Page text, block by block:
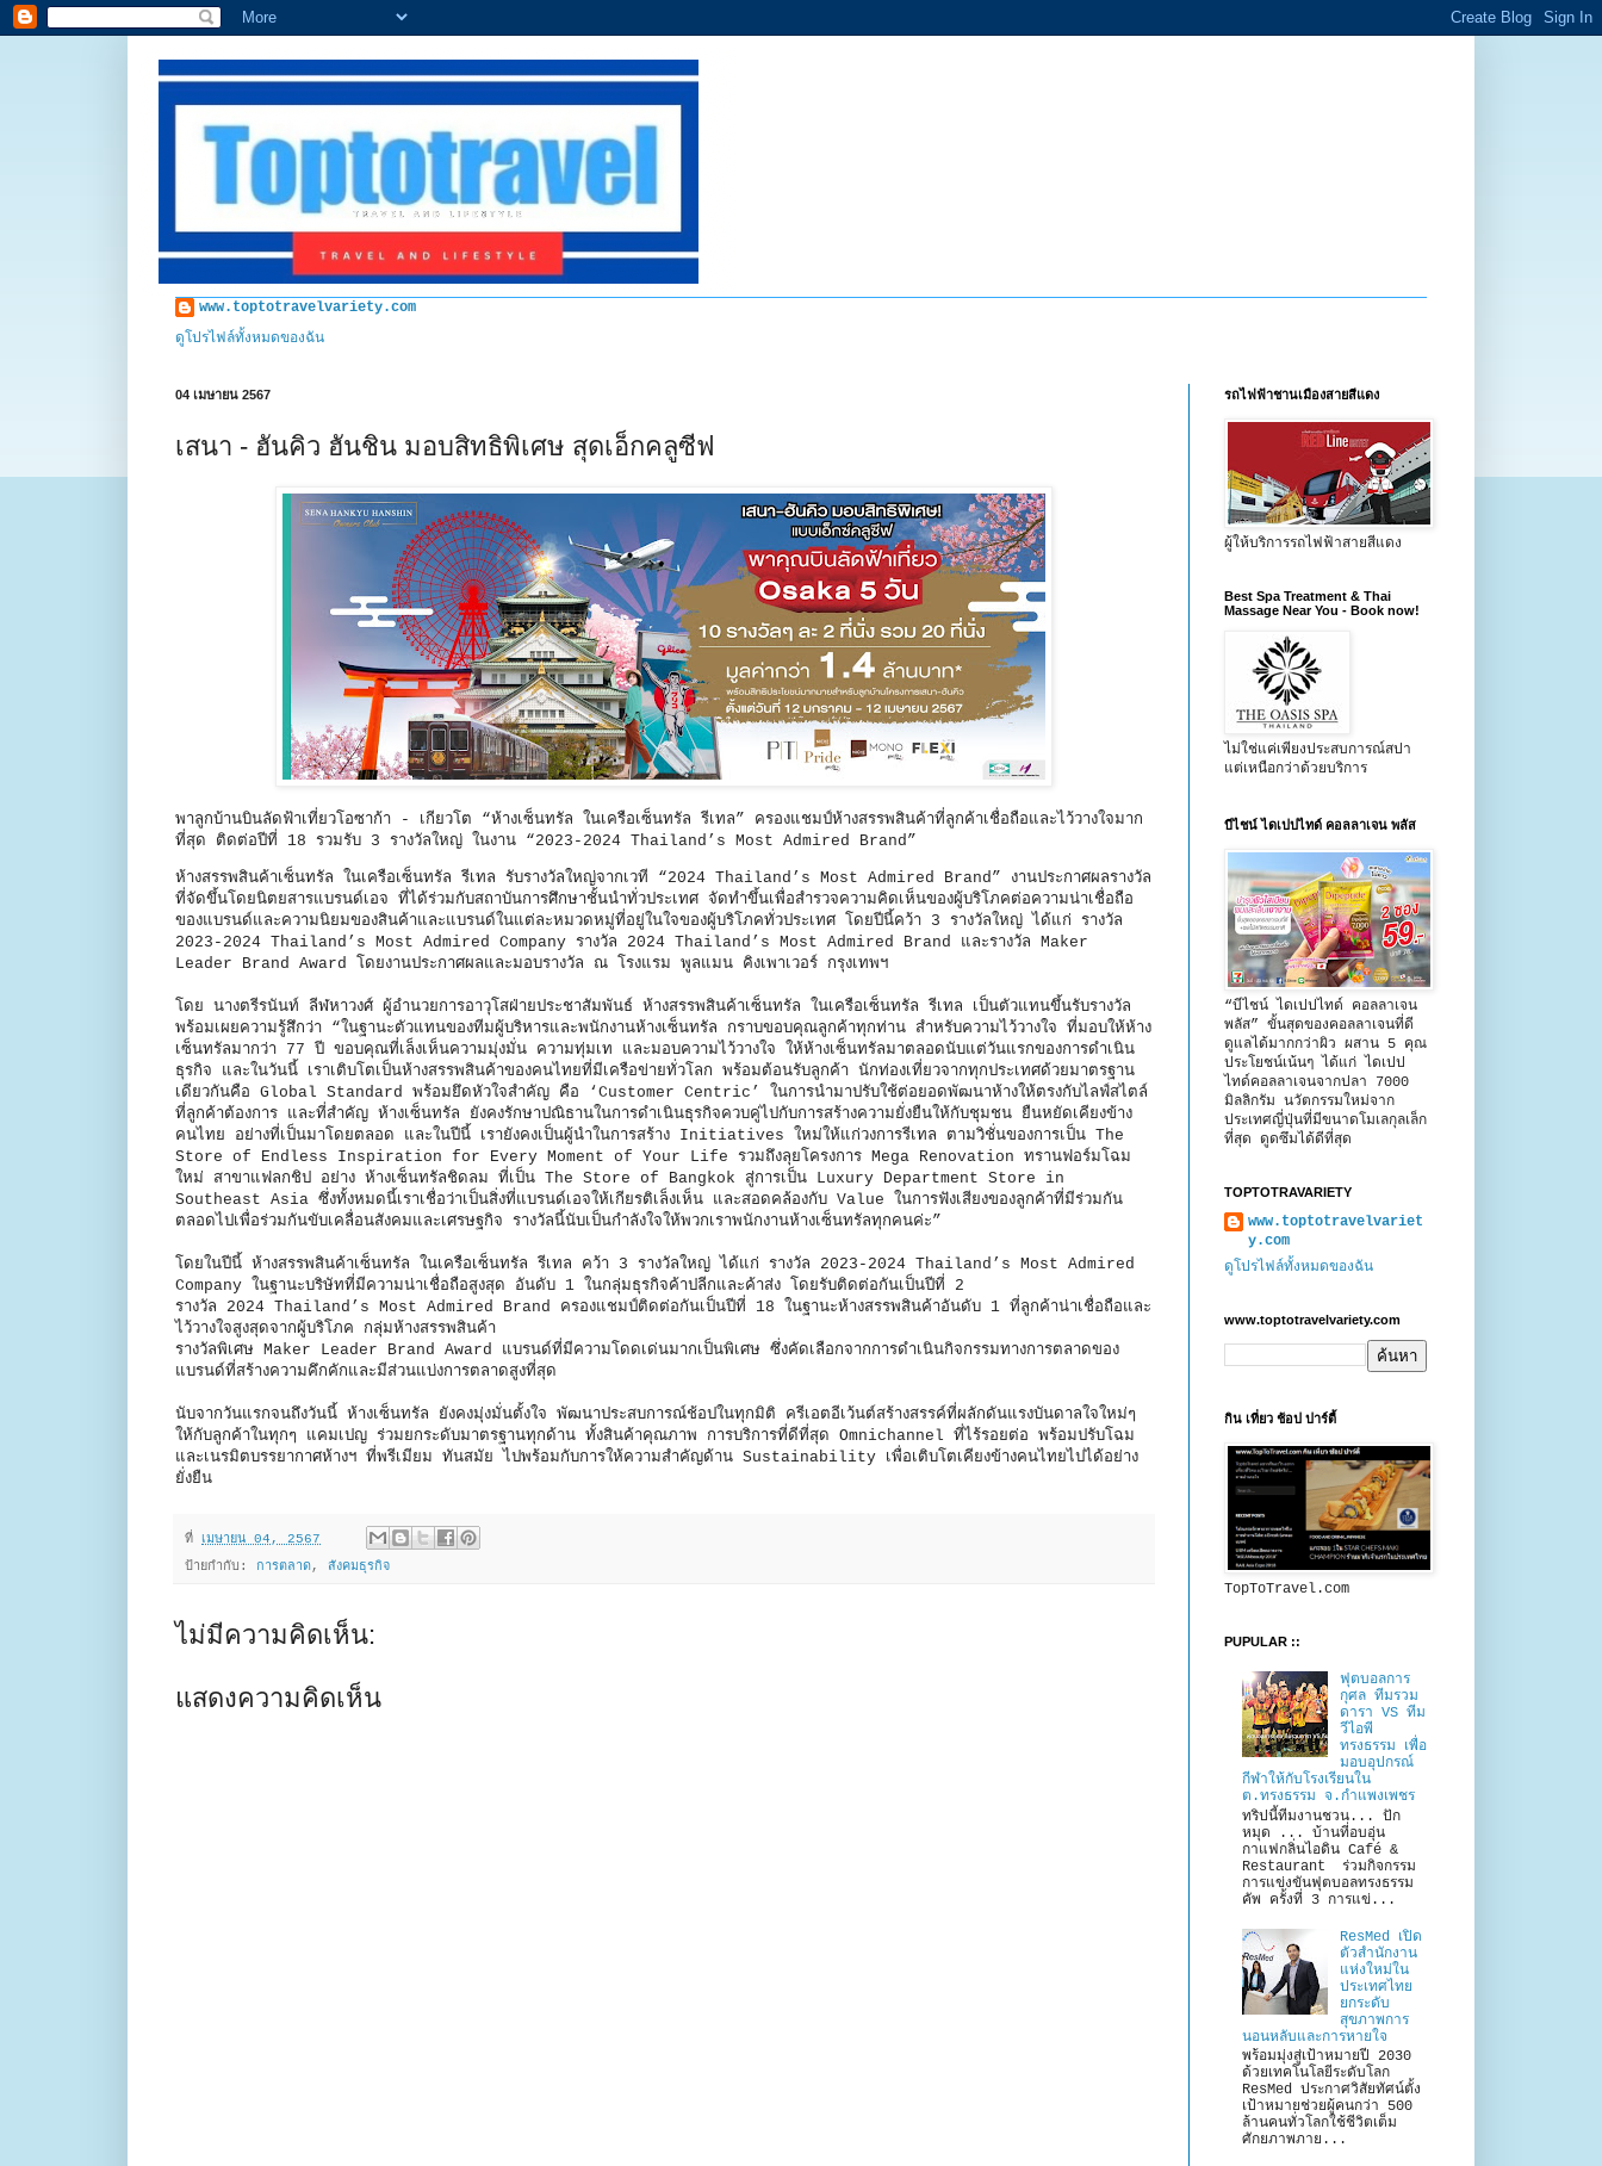
www.toptotravelvariety.com
ดูโปรไฟล์ทั้งหมดของฉัน
04 เมษายน 2567
เสนา - ฮันคิว ฮันชิน มอบสิทธิพิเศษ สุดเอ็กคลูซีฟ
พาลูกบ้านบินลัดฟ้าเที่ยวโอซาก้า - เกียวโต “ห้างเซ็นทรัล ในเครือเซ็นทรัล รีเทล” ครองแชมป์ห้างสรรพสินค้าที่ลูกค้าเชื่อถือและไว้วางใจมาก
ที่สุด ติดต่อปีที่ 18 รวมรับ 3 รางวัลใหญ่ ในงาน “2023-2024 Thailand’s Most Admired Brand”
ห้างสรรพสินค้าเซ็นทรัล ในเครือเซ็นทรัล รีเทล รับรางวัลใหญ่จากเวที “2024 Thailand’s Most Admired Brand” งานประกาศผลรางวัล
ที่จัดขึ้นโดยนิตยสารแบรนด์เอจ ที่ได้ร่วมกับสถาบันการศึกษาชั้นนำทั่วประเทศ จัดทำขึ้นเพื่อสำรวจความคิดเห็นของผู้บริโภคต่อความน่าเชื่อถือ
ของแบรนด์และความนิยมของสินค้าและแบรนด์ในแต่ละหมวดหมู่ที่อยู่ในใจของผู้บริโภคทั่วประเทศ โดยปีนี้คว้า 3 รางวัลใหญ่ ได้แก่ รางวัล
2023-2024 Thailand’s Most Admired Company รางวัล 2024 Thailand’s Most Admired Brand และรางวัล Maker
Leader Brand Award โดยงานประกาศผลและมอบรางวัล ณ โรงแรม พูลแมน คิงเพาเวอร์ กรุงเทพฯ
โดย นางตรีรนันท์ ลีฬหาวงศ์ ผู้อำนวยการอาวุโสฝ่ายประชาสัมพันธ์ ห้างสรรพสินค้าเซ็นทรัล ในเครือเซ็นทรัล รีเทล เป็นตัวแทนขึ้นรับรางวัล
พร้อมเผยความรู้สึกว่า “ในฐานะตัวแทนของทีมผู้บริหารและพนักงานห้างเซ็นทรัล กราบขอบคุณลูกค้าทุกท่าน สำหรับความไว้วางใจ ที่มอบให้ห้าง
เซ็นทรัลมากว่า 77 ปี ขอบคุณที่เล็งเห็นความมุ่งมั่น ความทุ่มเท และมอบความไว้วางใจ ให้ห้างเซ็นทรัลมาตลอดนับแต่วันแรกของการดำเนิน
ธุรกิจ และในวันนี้ เราเติบโตเป็นห้างสรรพสินค้าของคนไทยที่มีเครือข่ายทั่วโลก พร้อมต้อนรับลูกค้า นักท่องเที่ยวจากทุกประเทศด้วยมาตรฐาน
เดียวกันคือ Global Standard พร้อมยึดหัวใจสำคัญ คือ ‘Customer Centric’ ในการนำมาปรับใช้ต่อยอดพัฒนาห้างให้ตรงกับไลฟ์สไตล์
ที่ลูกค้าต้องการ และที่สำคัญ ห้างเซ็นทรัล ยังคงรักษาปณิธานในการดำเนินธุรกิจควบคู่ไปกับการสร้างความยั่งยืนให้กับชุมชน ยืนหยัดเคียงข้าง
คนไทย อย่างที่เป็นมาโดยตลอด และในปีนี้ เรายังคงเป็นผู้นำในการสร้าง Initiatives ใหม่ให้แก่วงการรีเทล ตามวิชั่นของการเป็น The
Store of Endless Inspiration for Every Moment of Your Life รวมถึงลุยโครงการ Mega Renovation ทรานฟอร์มโฉม
ใหม่ สาขาแฟลกชิป อย่าง ห้างเซ็นทรัลชิดลม ที่เป็น The Store of Bangkok สู่การเป็น Luxury Department Store in
Southeast Asia ซึ่งทั้งหมดนี้เราเชื่อว่าเป็นสิ่งที่แบรนด์เอจให้เกียรติเล็งเห็น และสอดคล้องกับ Value ในการฟังเสียงของลูกค้าที่มีร่วมกัน
ตลอดไปเพื่อร่วมกันขับเคลื่อนสังคมและเศรษฐกิจ รางวัลนี้นับเป็นกำลังใจให้พวกเราพนักงานห้างเซ็นทรัลทุกคนค่ะ”
โดยในปีนี้ ห้างสรรพสินค้าเซ็นทรัล ในเครือเซ็นทรัล รีเทล คว้า 3 รางวัลใหญ่ ได้แก่ รางวัล 2023-2024 Thailand’s Most Admired
Company ในฐานะบริษัทที่มีความน่าเชื่อถือสูงสุด อันดับ 1 ในกลุ่มธุรกิจค้าปลีกและค้าส่ง โดยรับติดต่อกันเป็นปีที่ 2
รางวัล 2024 Thailand’s Most Admired Brand ครองแชมป์ติดต่อกันเป็นปีที่ 18 ในฐานะห้างสรรพสินค้าอันดับ 1 ที่ลูกค้าน่าเชื่อถือและ
ไว้วางใจสูงสุดจากผู้บริโภค กลุ่มห้างสรรพสินค้า
รางวัลพิเศษ Maker Leader Brand Award แบรนด์ที่มีความโดดเด่นมากเป็นพิเศษ ซึ่งคัดเลือกจากการดำเนินกิจกรรมทางการตลาดของ
แบรนด์ที่สร้างความคึกคักและมีส่วนแบ่งการตลาดสูงที่สุด
นับจากวันแรกจนถึงวันนี้ ห้างเซ็นทรัล ยังคงมุ่งมั่นตั้งใจ พัฒนาประสบการณ์ช้อปในทุกมิติ ครีเอตอีเว้นต์สร้างสรรค์ที่ผลักดันแรงบันดาลใจใหม่ๆ
ให้กับลูกค้าในทุกๆ แคมเปญ ร่วมยกระดับมาตรฐานทุกด้าน ทั้งสินค้าคุณภาพ การบริการที่ดีที่สุด Omnichannel ที่ไร้รอยต่อ พร้อมปรับโฉม
และเนรมิตบรรยากาศห้างฯ ที่พรีเมียม ทันสมัย ไปพร้อมกับการให้ความสำคัญด้าน Sustainability เพื่อเติบโตเคียงข้างคนไทยไปได้อย่าง
ยั่งยืน
ที่ เมษายน 04, 2567
ป้ายกำกับ: การตลาด, สังคมธุรกิจ
ไม่มีความคิดเห็น:
แสดงความคิดเห็น
รถไฟฟ้าชานเมืองสายสีแดง
ผู้ให้บริการรถไฟฟ้าสายสีแดง
Best Spa Treatment & Thai
Massage Near You - Book now!
ไม่ใช่แค่เพียงประสบการณ์สปา
แต่เหนือกว่าด้วยบริการ
บีไชน์ ไดเปปไทด์ คอลลาเจน พลัส
“บีไชน์ ไดเปปไทด์ คอลลาเจน
พลัส” ขั้นสุดของคอลลาเจนที่ดี
ดูแลได้มากกว่าผิว ผสาน 5 คุณ
ประโยชน์เน้นๆ ได้แก่ ไดเปป
ไทด์คอลลาเจนจากปลา 7000
มิลลิกรัม นวัตกรรมใหม่จาก
ประเทศญี่ปุ่นที่มีขนาดโมเลกุลเล็ก
ที่สุด ดูดซึมได้ดีที่สุด
TOPTOTRAVARIETY
www.toptotravelvariet
y.com
ดูโปรไฟล์ทั้งหมดของฉัน
www.toptotravelvariety.com
กิน เที่ยว ช้อป ปาร์ตี้
TopToTravel.com
PUPULAR ::
ฟุตบอลการ
กุศล ทีมรวม
ดารา VS ทีม
วีไอพี
ทรงธรรม เพื่อ
มอบอุปกรณ์
กีฬาให้กับโรงเรียนใน
ต.ทรงธรรม จ.กำแพงเพชร
ทริปนี้ทีมงานชวน... ปัก
หมุด ... บ้านที่อบอุ่น
กาแฟกลิ่นไอดิน Café &
Restaurant ร่วมกิจกรรม
การแข่งขันฟุตบอลทรงธรรม
คัพ ครั้งที่ 3 การแข่...
ResMed เปิด
ตัวสำนักงาน
แห่งใหม่ใน
ประเทศไทย
ยกระดับ
สุขภาพการ
นอนหลับและการหายใจ
พร้อมมุ่งสู่เป้าหมายปี 2030
ด้วยเทคโนโลยีระดับโลก
ResMed ประกาศวิสัยทัศน์ตั้ง
เป้าหมายช่วยผู้คนกว่า 500
ล้านคนทั่วโลกใช้ชีวิตเต็ม
ศักยภาพภาย...